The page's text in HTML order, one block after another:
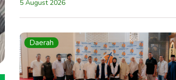
5 August 2026
Daerah